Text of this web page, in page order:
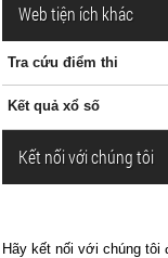
Web tiện ích khác
Tra cứu điểm thi
Kết quả xổ số
Kết nối với chúng tôi
Hãy kết nối với chúng tôi